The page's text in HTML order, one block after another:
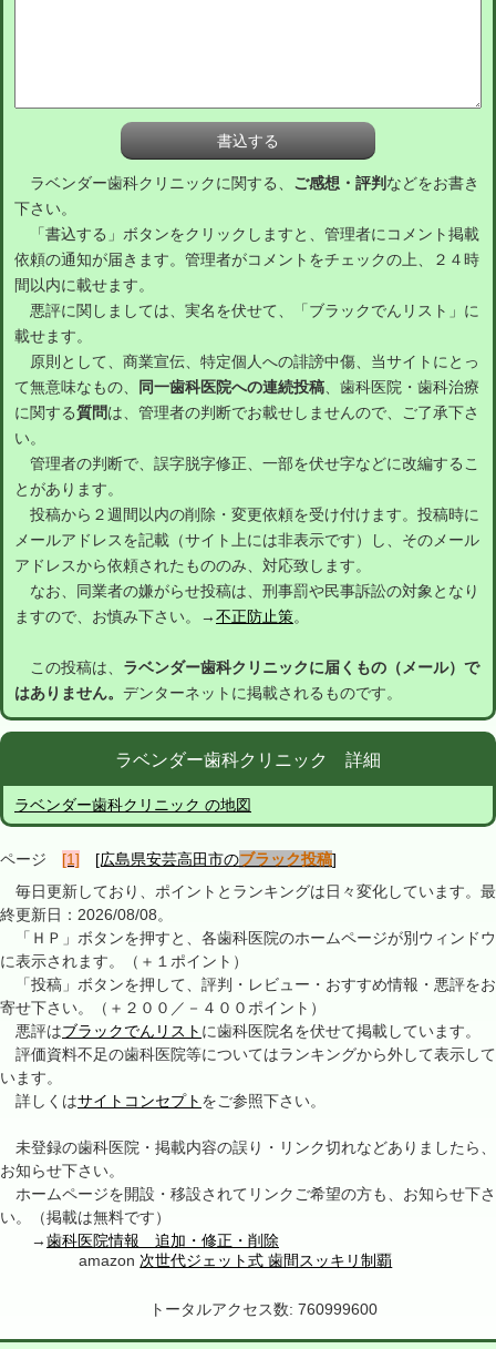
ラベンダー歯科クリニックに関する、 ご感想・評判 などをお書き
下さい。
「書込する」ボタンをクリックしますと、管理者にコメント掲載
依頼の通知が届きます。管理者がコメントをチェックの上、２４時
間以内に載せます。
悪評に関しましては、実名を伏せて、「ブラックでんリスト」に
載せます。
原則として、商業宣伝、特定個人への誹謗中傷、当サイトにとっ
て無意味なもの、
同一歯科医院への連続投稿、歯科医院・歯科治療
に関する質問は、管理者の判断でお載せしませんので、ご了承下さ
い。
管理者の判断で、誤字脱字修正、一部を伏せ字などに改編するこ
とがあります。
投稿から２週間以内の削除・変更依頼を受け付けます。投稿時に
メールアドレスを記載（サイト上には非表示です）し、そのメール
アドレスから依頼されたもののみ、対応致します。
なお、同業者の嫌がらせ投稿は、刑事罰や民事訴訟の対象となり
ますので、お慎み下さい。→不正防止策。
この投稿は、 ラベンダー歯科クリニックに届くもの（メール）で
はありません。 デンターネットに掲載されるものです。
ラベンダー歯科クリニック 詳細
ラベンダー歯科クリニック の地図
ページ [1] [広島県安芸高田市のブラック投稿]
毎日更新しており、ポイントとランキングは日々変化しています。最
終更新日：2026/08/08。
「ＨＰ」ボタンを押すと、各歯科医院のホームページが別ウィンドウ
に表示されます。（＋１ポイント）
「投稿」ボタンを押して、評判・レビュー・おすすめ情報・悪評をお
寄せ下さい。（＋２００／－４００ポイント）
悪評はブラックでんリスト に歯科医院名を伏せて掲載しています。
評価資料不足の歯科医院等についてはランキングから外して表示して
います。
詳しくはサイトコンセプト をご参照下さい。
未登録の歯科医院・掲載内容の誤り・リンク切れなどありましたら、
お知らせ下さい。
ホームページを開設・移設されてリンクご希望の方も、お知らせ下さ
い。（掲載は無料です）
→歯科医院情報 追加・修正・削除
amazon 次世代ジェット式 歯間スッキリ制覇
トータルアクセス数: 760999600